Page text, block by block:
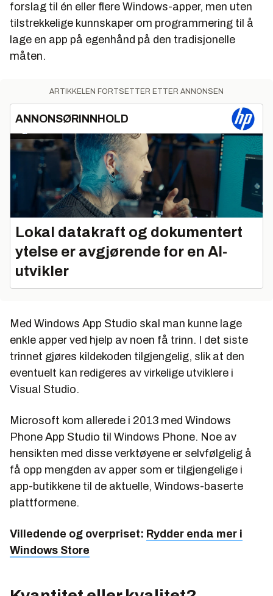
forslag til én eller flere Windows-apper, men uten
tilstrekkelige kunnskaper om programmering til å
lage en app på egenhånd på den tradisjonelle
måten.
ARTIKKELEN FORTSETTER ETTER ANNONSEN
ANNONSØRINNHOLD
Lokal datakraft og dokumentert
ytelse er avgjørende for en AI-
utvikler
Med Windows App Studio skal man kunne lage
enkle apper ved hjelp av noen få trinn. I det siste
trinnet gjøres kildekoden tilgjengelig, slik at den
eventuelt kan redigeres av virkelige utviklere i
Visual Studio.
Microsoft kom allerede i 2013 med Windows
Phone App Studio til Windows Phone. Noe av
hensikten med disse verktøyene er selvfølgelig å
få opp mengden av apper som er tilgjengelige i
app-butikkene til de aktuelle, Windows-baserte
plattformene.
Villedende og overpriset: Rydder enda mer i
Windows Store